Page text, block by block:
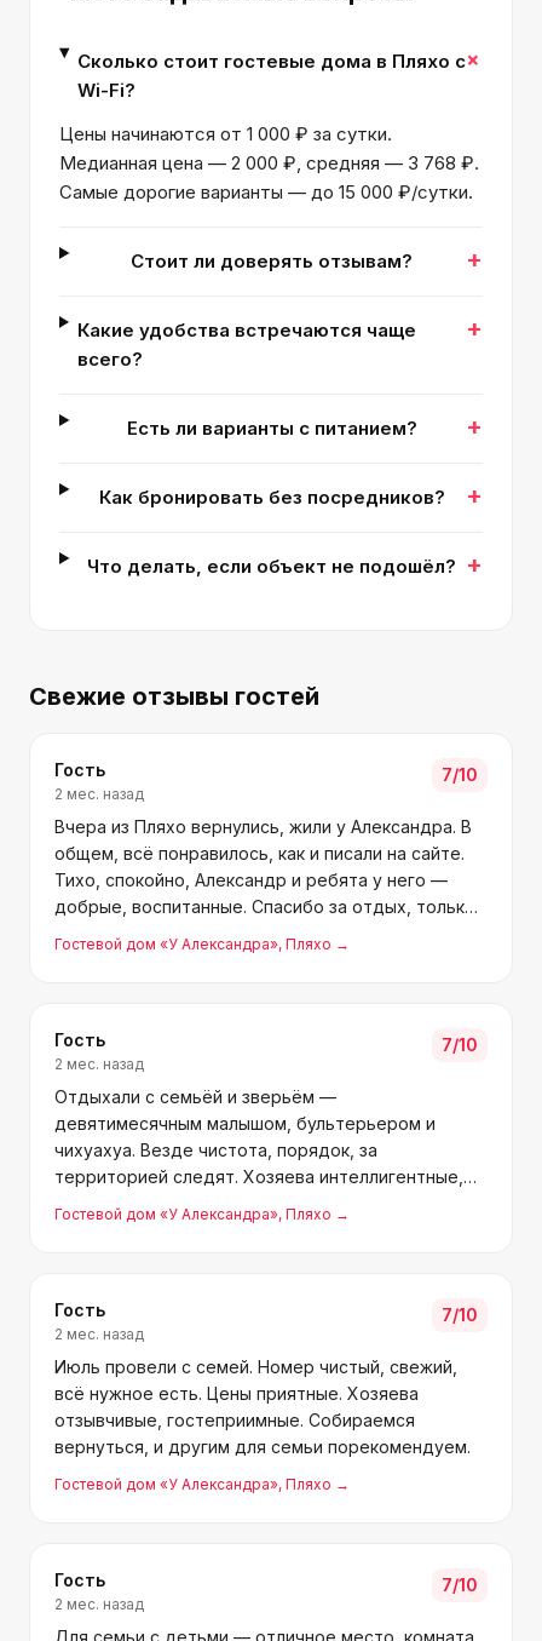
Сколько стоит гостевые дома в Пляхо с
Wi-Fi?
+
Цены начинаются от 1 000 ₽ за сутки.
Медианная цена — 2 000 ₽, средняя — 3 768 ₽.
Самые дорогие варианты — до 15 000 ₽/сутки.
Стоит ли доверять отзывам? +
Какие удобства встречаются чаще
всего?
+
Есть ли варианты с питанием? +
Как бронировать без посредников? +
Что делать, если объект не подошёл? +
Свежие отзывы гостей
Гость
2 мес. назад
7/10
Вчера из Пляхо вернулись, жили у Александра. В
общем, всё понравилось, как и писали на сайте.
Тихо, спокойно, Александр и ребята у него —
добрые, воспитанные. Спасибо за отдых, только
детской площадки маловато было.
Гостевой дом «У Александра», Пляхо →
Гость
2 мес. назад
7/10
Отдыхали с семьёй и зверьём —
девятимесячным малышом, бультерьером и
чихуахуа. Везде чистота, порядок, за
территорией следят. Хозяева интеллигентные,
атмосфера спокойная. Песчаный пляж — в лагере
«Орлёнок» рядом, чуть дальше галька. На
Гостевой дом «У Александра», Пляхо →
Гость
2 мес. назад
7/10
Июль провели с семей. Номер чистый, свежий,
всё нужное есть. Цены приятные. Хозяева
отзывчивые, гостеприимные. Собираемся
вернуться, и другим для семьи порекомендуем.
Гостевой дом «У Александра», Пляхо →
Гость
2 мес. назад
7/10
Для семьи с детьми — отличное место, комната